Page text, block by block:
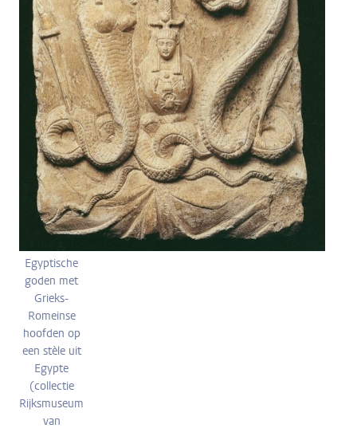
Egyptische
goden met
Grieks-
Romeinse
hoofden op
een stèle uit
Egypte
(collectie
Rijksmuseum
van